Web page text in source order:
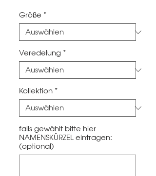
Größe *
Veredelung *
Kollektion *
falls gewählt bitte hier
NAMENSKÜRZEL eintragen:
(optional)